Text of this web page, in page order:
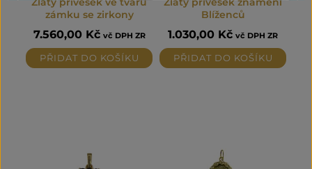
zámku se zirkony
7.560,00 Kč vč DPH ZR
PŘIDAT DO KOŠÍKU
Blíženců
1.030,00 Kč vč DPH ZR
PŘIDAT DO KOŠÍKU